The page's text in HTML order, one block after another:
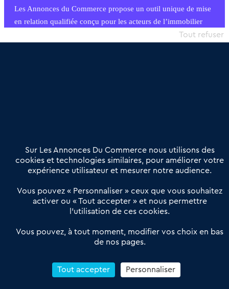
Les Annonces du Commerce propose un outil unique de mise
en relation qualifiée conçu pour les acteurs de l’immobilier
commercial et les collectivités territoriales, simple et intégrant
Offres Pro
Actualités
Qui sommes nous ?
Derniers articles
Réseau 3C : un partenaire national dédié aux transactions
Petitscommerces : Un partenariat au service du commerce de
proximité et des territoires
Reprendre un Restaurant Rapide
Sur Les Annonces Du Commerce nous utilisons des
cookies et technologies similaires, pour améliorer votre
expérience utilisateur et mesurer notre audience.
Vous pouvez « Personnaliser » ceux que vous souhaitez
activer ou « Tout accepter » et nous permettre
l’utilisation de ces cookies.
Vous pouvez, à tout moment, modifier vos choix en bas
de nos pages.
Tout accepter
Tout refuser
Personnaliser